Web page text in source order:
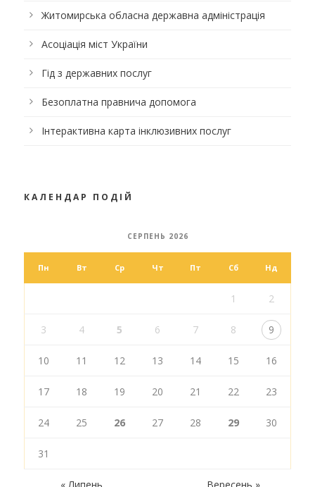
Житомирська обласна державна адміністрація
Асоціація міст України
Гід з державних послуг
Безоплатна правнича допомога
Інтерактивна карта інклюзивних послуг
КАЛЕНДАР ПОДІЙ
СЕРПЕНЬ 2026
Пн Вт Ср Чт Пт Сб Нд
1 2
3 4 5 6 7 8 9
10 11 12 13 14 15 16
17 18 19 20 21 22 23
24 25 26 27 28 29 30
31